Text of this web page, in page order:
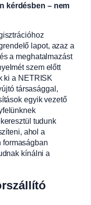
kérdésben – nem
lapot, azaz a
a meghatalmazást
szem előtt
ki a NETRISK
társasággal,
egyik vezető
tudunk
ahol a
formaságban
kínálni a